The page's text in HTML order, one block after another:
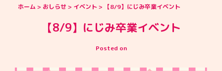
ホーム おしらせ イベント 【8/9】にじみ卒業イベント
【8/9】にじみ卒業イベント
Posted on